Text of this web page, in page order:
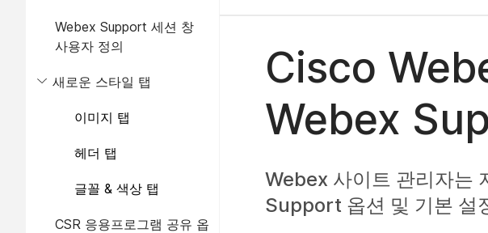
Webex Support 세션 창
사용자 정의
새로운 스타일 탭
이미지 탭
헤더 탭
글꼴 & 색상 탭
CSR 응용프로그램 공유 옵
Cisco
Webex
Webex 사이트 관리자는
Support 옵션 및 기본 설